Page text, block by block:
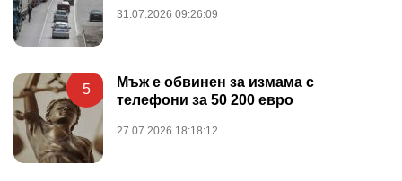
31.07.2026 09:26:09
5
Мъж е обвинен за измама с
телефони за 50 200 евро
27.07.2026 18:18:12